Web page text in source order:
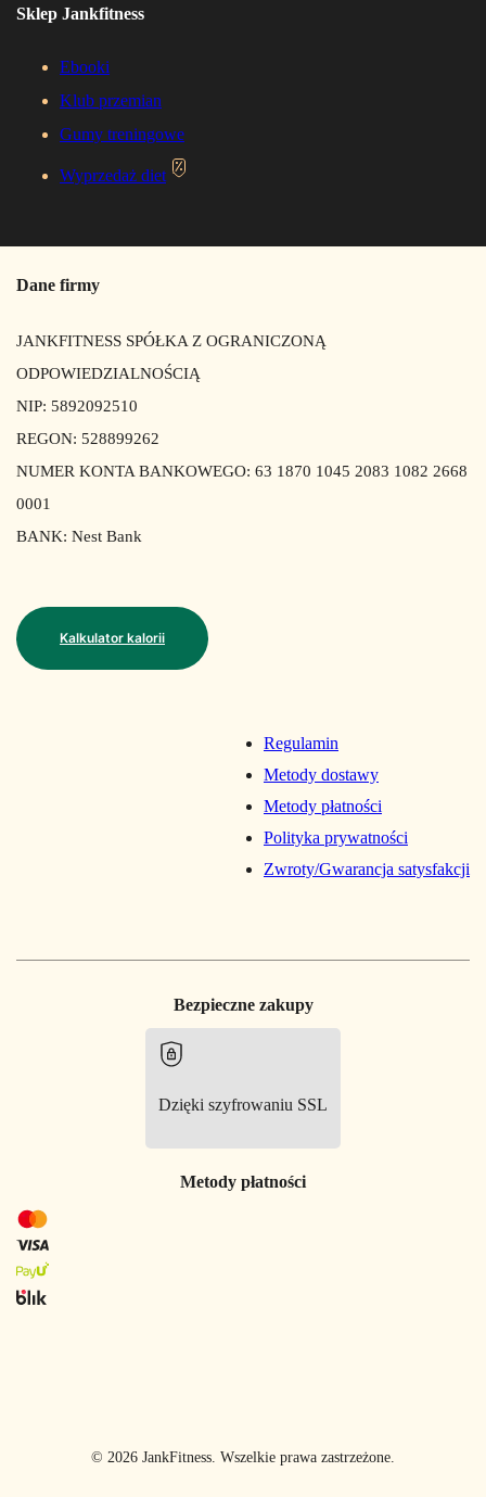
Sklep Jankfitness
Ebooki
Klub przemian
Gumy treningowe
Wyprzedaż diet
Dane firmy
JANKFITNESS SPÓŁKA Z OGRANICZONĄ
ODPOWIEDZIALNOŚCIĄ
NIP: 5892092510
REGON: 528899262
NUMER KONTA BANKOWEGO: 63 1870 1045 2083 1082 2668
0001
BANK: Nest Bank
Kalkulator kalorii
Regulamin
Metody dostawy
Metody płatności
Polityka prywatności
Zwroty/Gwarancja satysfakcji
© 2026 JankFitness. Wszelkie prawa zastrzeżone.
Bezpieczne zakupy
Dzięki szyfrowaniu SSL
Metody płatności